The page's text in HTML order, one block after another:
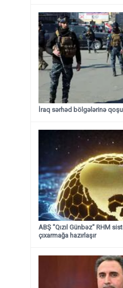
İraq sərhəd bölgələrinə
ABŞ "Qızıl Günbəz" RHM
çıxarmağa hazırlaşır